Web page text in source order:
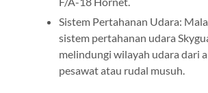
Sistem Pertahanan Udara:
sistem pertahanan udara
melindungi wilayah udara dari
pesawat atau rudal musuh.